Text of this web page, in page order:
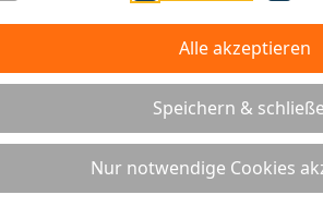
Alle akzeptieren
Speichern &
Nur notwendige Cookies